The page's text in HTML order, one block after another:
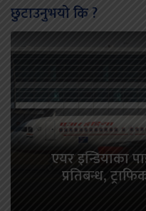
छुटाउनुभयो कि ?
एयर इन्डियाका
प्रतिबन्ध,